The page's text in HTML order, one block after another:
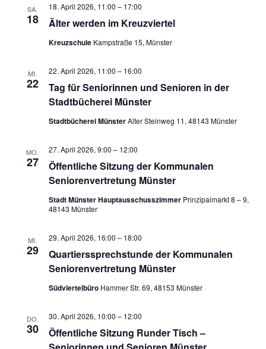
SA.
18 Älter werden im Kreuzviertel
18. April 2026, 11:00 – 17:00
Kreuzschule Kampstraße 15, Münster
MI.
22
Tag für Seniorinnen und Senioren in der
Stadtbücherei Münster
22. April 2026, 11:00 – 16:00
Stadtbücherei MünsterAlter Steinweg 11, 48143 Münster
MO.
27
Öffentliche Sitzung der Kommunalen
Seniorenvertretung Münster
27. April 2026, 9:00 – 12:00
Stadt Münster Hauptausschusszimmer Prinzipalmarkt 8 – 9,
48143 Münster
MI.
29
Quartierssprechstunde der Kommunalen
Seniorenvertretung Münster
29. April 2026, 16:00 – 18:00
Südviertelbüro Hammer Str. 69, 48153 Münster
DO.
30
Öffentliche Sitzung Runder Tisch –
30. April 2026, 10:00 – 12:00